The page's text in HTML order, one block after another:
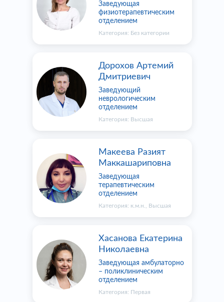
Заведующая
физиотерапевтическим
отделением
Категория: Без категории
Дорохов Артемий
Дмитриевич
Заведующий
неврологическим
отделением
Категория: Высшая
Макеева Разият
Маккашариповна
Заведующая
терапевтическим
отделением
Категория: к.м.н. Высшая
Хасанова Екатерина
Николаевна
Заведующая амбулаторно
– поликлиническим
отделением
Категория: Первая